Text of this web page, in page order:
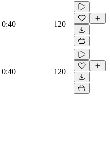
0:40 120
0:40 120